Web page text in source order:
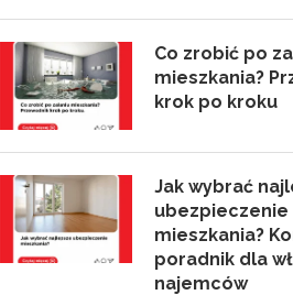
Co zrobić po
mieszkania?
krok po kroku
Jak wybrać
ubezpieczenie
mieszkania?
poradnik dla
najemców